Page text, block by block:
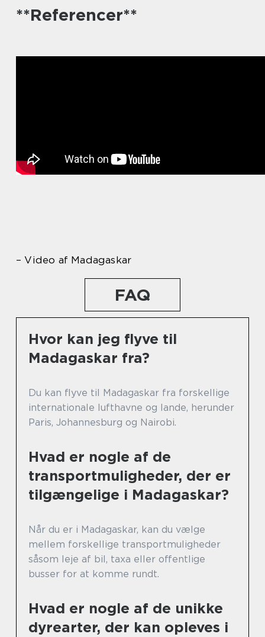
**Referencer**
– Video af Madagaskar
FAQ
Hvor kan jeg flyve til
Madagaskar fra?
Du kan flyve til Madagaskar fra forskellige
internationale lufthavne og lande, herunder
Paris, Johannesburg og Nairobi.
Hvad er nogle af de
transportmuligheder, der er
tilgængelige i Madagaskar?
Når du er i Madagaskar, kan du vælge
mellem forskellige transportmuligheder
såsom leje af bil, taxa eller offentlige
busser for at komme rundt.
Hvad er nogle af de unikke
dyrearter, der kan opleves i